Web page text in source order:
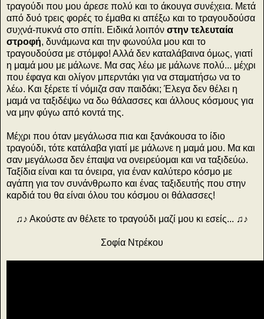
τραγούδι που μου άρεσε πολύ και το άκουγα συνέχεια. Μετά
από δυό τρεις φορές το έμαθα κι απέξω και το τραγουδούσα
συχνά-πυκνά στο σπίτι. Ειδικά λοιπόν στην τελευταία
στροφή, δυνάμωνα και την φωνούλα μου και το
τραγουδούσα με στόμφο! Αλλά δεν καταλάβαινα όμως, γιατί
η μαμά μου με μάλωνε. Μα σας λέω με μάλωνε πολύ... μέχρι
που έφαγα και ολίγον μπερντάκι για να σταματήσω να το
λέω. Και ξέρετε τί νόμιζα σαν παιδάκι; Έλεγα δεν θέλει η
μαμά να ταξιδέψω να δω θάλασσες και άλλους κόσμους για
να μην φύγω από κοντά της.
Μέχρι που όταν μεγάλωσα πια και ξανάκουσα το ίδιο
τραγούδι, τότε κατάλαβα γιατί με μάλωνε η μαμά μου. Μα και
σαν μεγάλωσα δεν έπαψα να ονειρεύομαι και να ταξιδεύω.
Ταξίδια είναι και τα όνειρα, για έναν καλύτερο κόσμο με
αγάπη για τον συνάνθρωπο και ένας ταξιδευτής που στην
καρδιά του θα είναι όλου του κόσμου οι θάλασσες!
♫♪ Ακούστε αν θέλετε το τραγούδι μαζί μου κι εσείς... ♫♪
Σοφία Ντρέκου